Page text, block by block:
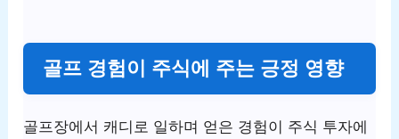
골프 경험이 주식에 주는 긍정 영향
골프장에서 캐디로 일하며 얻은 경험이 주식 투자에